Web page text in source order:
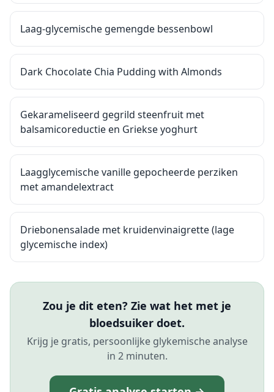
Laag-glycemische gemengde bessenbowl
Dark Chocolate Chia Pudding with Almonds
Gekarameliseerd gegrild steenfruit met
balsamicoreductie en Griekse yoghurt
Laagglycemische vanille gepocheerde perziken
met amandelextract
Driebonensalade met kruidenvinaigrette (lage
glycemische index)
Zou je dit eten? Zie wat het met je
bloedsuiker doet.
Krijg je gratis, persoonlijke glykemische analyse
in 2 minuten.